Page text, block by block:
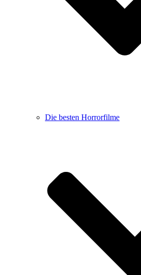
Die besten Horrorfilme